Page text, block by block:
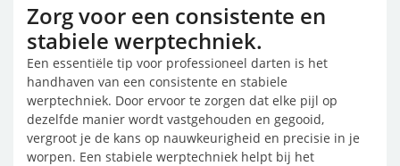
Zorg voor een consistente en
stabiele werptechniek.
Een essentiële tip voor professioneel darten is het
handhaven van een consistente en stabiele
werptechniek. Door ervoor te zorgen dat elke pijl op
dezelfde manier wordt vastgehouden en gegooid,
vergroot je de kans op nauwkeurigheid en precisie in je
worpen. Een stabiele werptechniek helpt bij het